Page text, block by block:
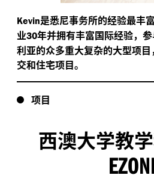
Kevin是悉尼事务所的经验最丰
业30年并拥有丰富国际经验，
利亚的众多重大复杂的大型项
交和住宅项目。
项目
西澳大学教